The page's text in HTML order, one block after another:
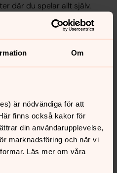
Om
är nödvändiga för att
finns också kakor för
din användarupplevelse,
marknadsföring och när vi
Läs mer om våra
där du spelar allt själv.
sjunga i kör. Här träffar ditt
dig som är lärare på Lidingö.
sin förståelse av religion,
samhället.